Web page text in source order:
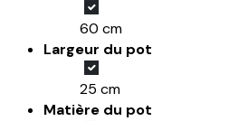
60 cm
Largeur du pot
25 cm
Matière du pot